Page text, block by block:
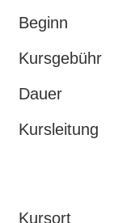
Beginn
Kursgebühr
Dauer
Kursleitung
Kursort